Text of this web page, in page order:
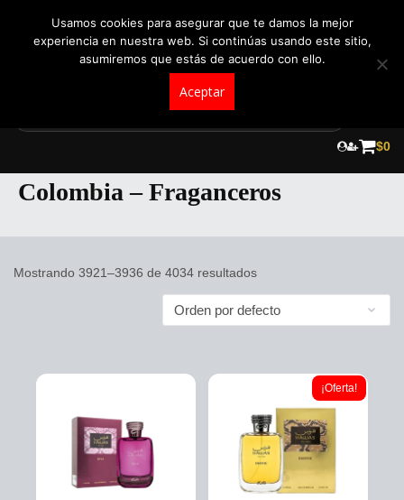
$0
Tienda de Perfumes Originales en
Colombia – Fraganceros
Mostrando 3921–3936 de 4034 resultados
¡Oferta!
Usamos cookies para asegurar que te damos la mejor
experiencia en nuestra web. Si continúas usando este sitio,
asumiremos que estás de acuerdo con ello.
Aceptar